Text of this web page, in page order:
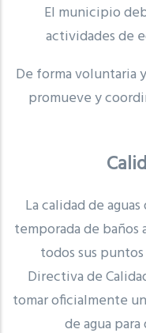
El municipio
actividades de
De forma voluntaria
promueve y
La calidad de
temporada de
todos sus
Directiva de
tomar oficialmente
de agua